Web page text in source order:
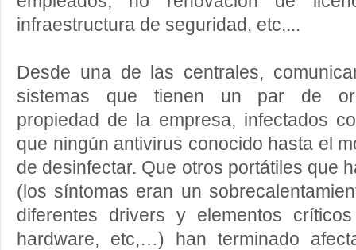
infraestructura de seguridad, etc,...
Desde una de las centrales,
sistemas que tienen un par de
propiedad de la empresa, infectados
que ningún antivirus conocido hasta el
de desinfectar. Que otros portátiles que
(los síntomas eran un
diferentes drivers y elementos
hardware, etc,…) han terminado